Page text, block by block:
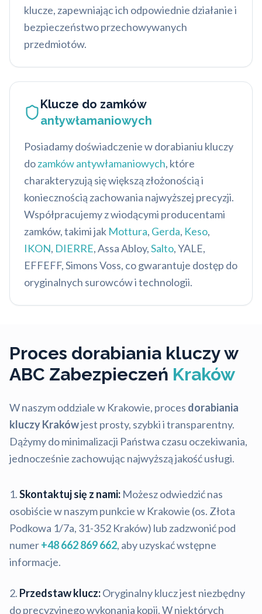
klucze, zapewniając ich odpowiednie działanie i
bezpieczeństwo przechowywanych
przedmiotów.
Klucze do zamków
antywłamaniowych
Posiadamy doświadczenie w dorabianiu kluczy
dozamków antywłamaniowych, które
charakteryzują się większą złożonością i
koniecznością zachowania najwyższej precyzji.
Współpracujemy z wiodącymi producentami
zamków, takimi jak Mottura, Gerda, Keso,
IKON, DIERRE, Assa Abloy,Salto, YALE,
EFFEFF, Simons Voss, co gwarantuje dostęp do
oryginalnych surowców i technologii.
Proces dorabiania kluczy w
ABC Zabezpieczeń Kraków
W naszym oddziale w Krakowie, proces dorabiania
kluczy Krakówjest prosty, szybki i transparentny.
Dążymy do minimalizacji Państwa czasu oczekiwania,
jednocześnie zachowując najwyższą jakość usługi.
Skontaktuj się z nami: Możesz odwiedzić nas
osobiście w naszym punkcie w Krakowie (os. Złota
Podkowa 1/7a, 31-352 Kraków) lub zadzwonić pod
numer+48 662 869 662, aby uzyskać wstępne
informacje.
Przedstaw klucz:Oryginalny klucz jest niezbędny
do precyzyjnego wykonania kopii. W niektórych